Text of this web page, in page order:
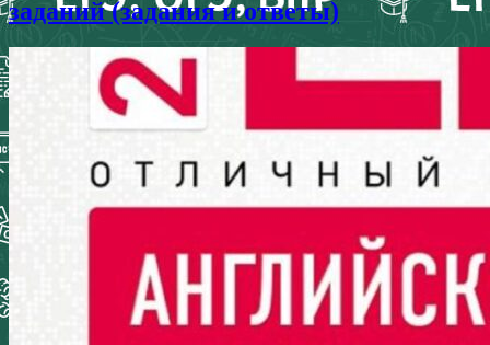
заданий (задания и ответы)